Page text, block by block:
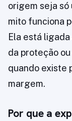
origem seja só
mito funciona
Ela está
da proteção
quando existe
margem.
Por que a